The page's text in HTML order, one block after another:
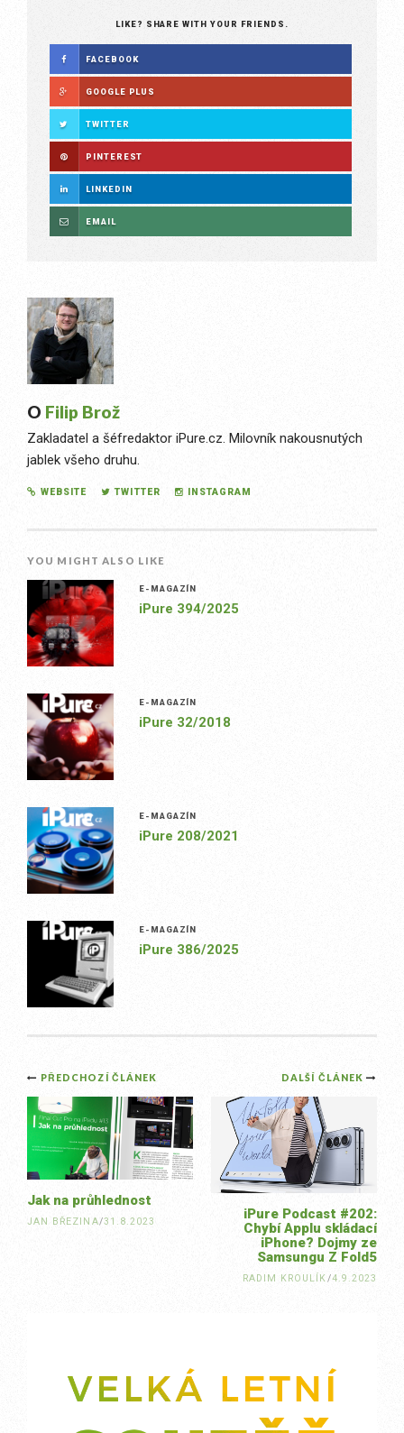
LIKE? SHARE WITH YOUR FRIENDS.
FACEBOOK
GOOGLE PLUS
TWITTER
PINTEREST
LINKEDIN
EMAIL
O Filip Brož
Zakladatel a šéfredaktor iPure.cz. Milovník nakousnutých
jablek všeho druhu.
WEBSITE TWITTER INSTAGRAM
YOU MIGHT ALSO LIKE
E-MAGAZÍN
iPure 394/2025
E-MAGAZÍN
iPure 32/2018
E-MAGAZÍN
iPure 208/2021
E-MAGAZÍN
iPure 386/2025
Post
navigation
DALŠÍ ČLÁNEK
iPure Podcast #202:
Chybí Applu skládací
iPhone? Dojmy ze
Samsungu Z Fold5
RADIM KROULÍK/4.9.2023
PŘEDCHOZÍ ČLÁNEK
Jak na průhlednost
JAN BŘEZINA/31.8.2023